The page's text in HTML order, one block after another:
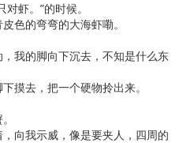
虾。”的时候。
色的弯弯的大海虾嘞。
我的脚向下沉去，不知是什么东
摸去，把一个硬物拎出来。
向我示威，像是要夹人，四周的